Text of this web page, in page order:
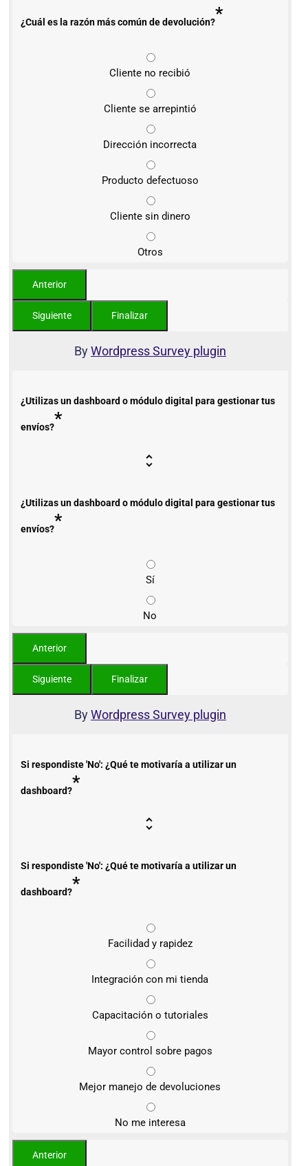
¿Cuál es la razón más común de devolución?*
Cliente no recibió
Cliente se arrepintió
Dirección incorrecta
Producto defectuoso
Cliente sin dinero
Otros
ByWordpress Survey plugin
¿Utilizas un dashboard o módulo digital para gestionar tus
envíos?*
¿Utilizas un dashboard o módulo digital para gestionar tus
envíos?*
Sí
No
ByWordpress Survey plugin
Si respondiste 'No': ¿Qué te motivaría a utilizar un
dashboard?*
Si respondiste 'No': ¿Qué te motivaría a utilizar un
dashboard?*
Facilidad y rapidez
Integración con mi tienda
Capacitación o tutoriales
Mayor control sobre pagos
Mejor manejo de devoluciones
No me interesa